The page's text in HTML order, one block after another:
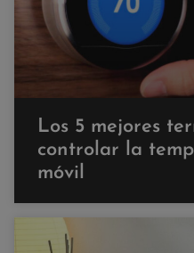
Los 5 mejores
controlar la
móvil